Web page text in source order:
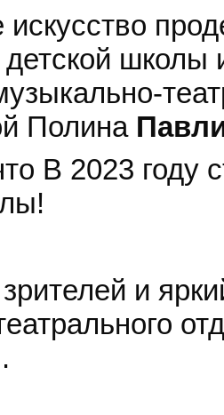
искусство
школы
Полина
В 2023 году
и